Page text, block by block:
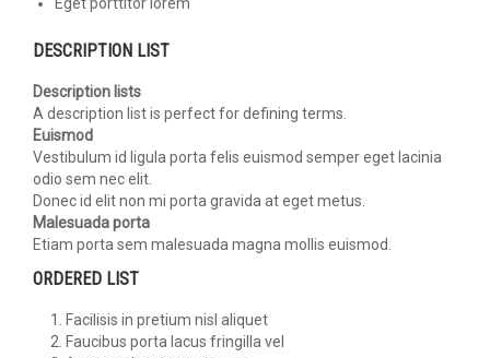
DESCRIPTION LIST
Description lists
A description list is perfect for defining terms.
Euismod
Vestibulum id ligula porta felis euismod semper eget lacinia
odio sem nec elit.
Donec id elit non mi porta gravida at eget metus.
Malesuada porta
Etiam porta sem malesuada magna mollis euismod.
ORDERED LIST
Facilisis in pretium nisl aliquet
Faucibus porta lacus fringilla vel